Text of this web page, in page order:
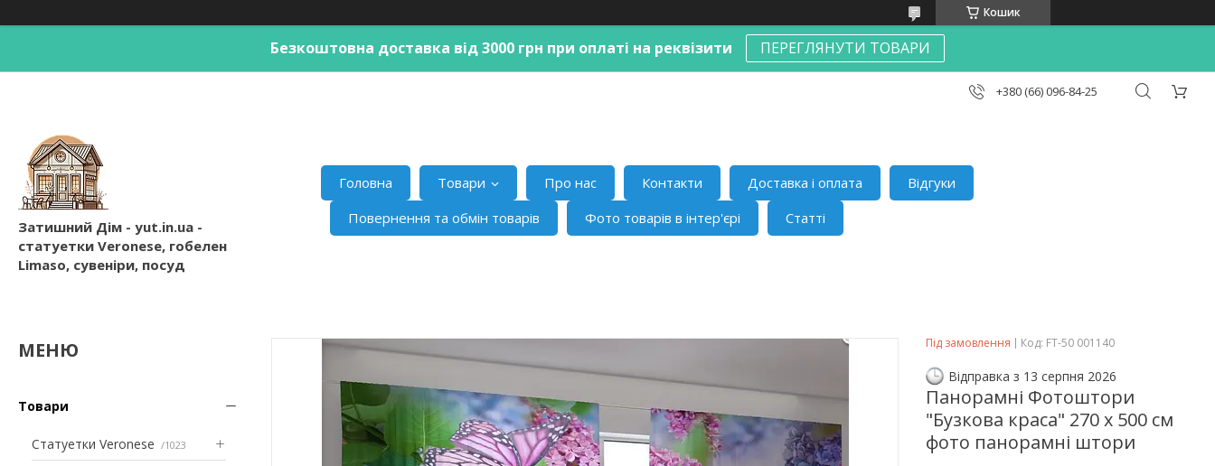
Кошик
Безкоштовна доставка від 3000 грн при оплаті на реквізити ПЕРЕГЛЯНУТИ ТОВАРИ
+380 (66) 096-84-25
Затишний Дім - yut.in.ua -
статуетки Veronese, гобелен
Limaso, сувеніри, посуд
Головна Товари Про нас Контакти Доставка і оплата
Відгуки
Повернення та обмін товарів
Фото товарів в інтер'єрі Статті
Товари
Статуетки Veronese 1023
Під замовлення Код: FT-50 001140
Відправка з 13 серпня 2026
Панорамні Фотоштори
"Бузкова краса" 270 х 500 см
фото панорамні штори